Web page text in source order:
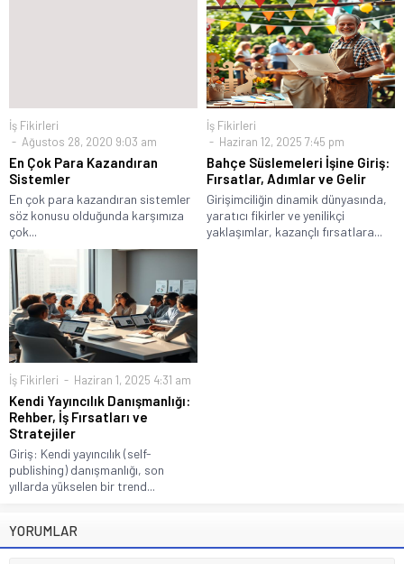
İş Fikirleri
Ağustos 28, 2020 9:03 am
En Çok Para Kazandıran
Sistemler
En çok para kazandıran sistemler
söz konusu olduğunda karşımıza
çok...
İş Fikirleri
Haziran 12, 2025 7:45 pm
Bahçe Süslemeleri İşine Giriş:
Fırsatlar, Adımlar ve Gelir
Girişimciliğin dinamik dünyasında,
yaratıcı fikirler ve yenilikçi
yaklaşımlar, kazançlı fırsatlara...
İş Fikirleri Haziran 1, 2025 4:31 am
Kendi Yayıncılık Danışmanlığı:
Rehber, İş Fırsatları ve
Stratejiler
Giriş: Kendi yayıncılık (self-
publishing) danışmanlığı, son
yıllarda yükselen bir trend...
YORUMLAR